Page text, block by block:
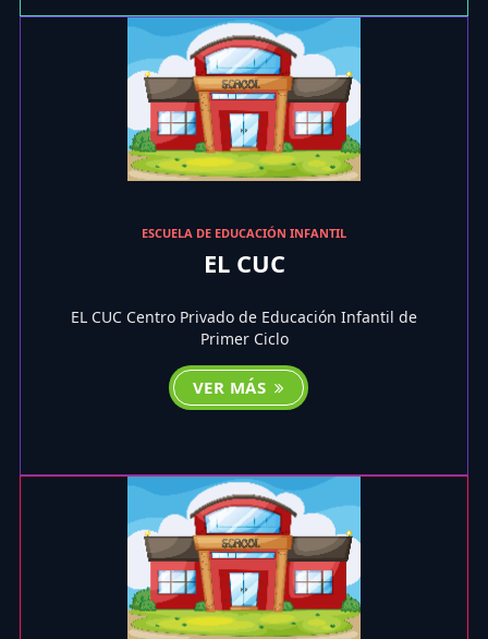
ESCUELA DE EDUCACIÓN INFANTIL
EL CUC
EL CUC Centro Privado de Educación Infantil de
Primer Ciclo
VER MÁS